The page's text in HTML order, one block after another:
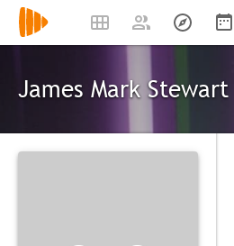
James Mark Stewart